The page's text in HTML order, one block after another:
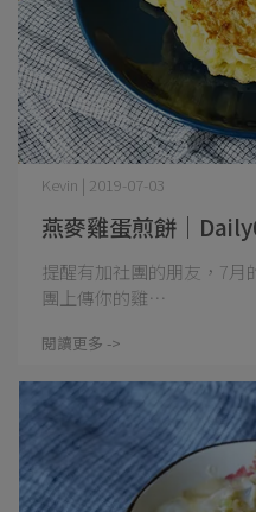
燕麥雞蛋煎餅｜
Kevin | 2019-07-03
提醒有加社團的朋友，7月
團上傳你的雞⋯
閱讀更多 ->